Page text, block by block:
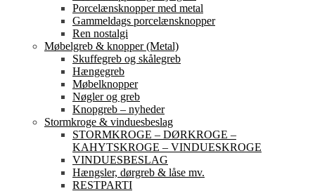
Porcelænsknopper med metal
Gammeldags porcelænsknopper
Ren nostalgi
Møbelgreb & knopper (Metal)
Skuffegreb og skålegreb
Hængegreb
Møbelknopper
Nøgler og greb
Knopgreb – nyheder
Stormkroge & vinduesbeslag
STORMKROGE – DØRKROGE –
KAHYTSKROGE – VINDUESKROGE
VINDUESBESLAG
Hængsler, dørgreb & låse mv.
RESTPARTI